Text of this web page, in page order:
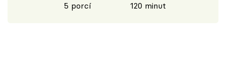
5 porcí 120 minut